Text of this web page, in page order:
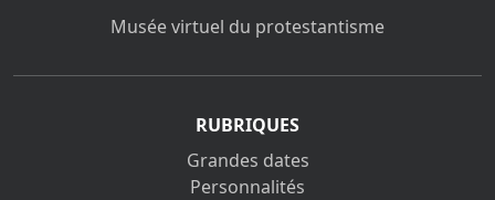
Musée virtuel du protestantisme
RUBRIQUES
Grandes dates
Personnalités